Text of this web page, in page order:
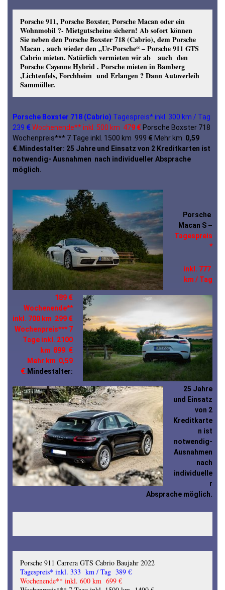
Porsche 911, Porsche Boxster, Porsche Macan oder ein
Wohnmobil ?- Mietgutscheine sichern! Ab sofort können
Sie neben den Porsche Boxster 718 (Cabrio), dem Porsche
Macan , auch wieder den „Ur-Porsche“ – Porsche 911 GTS
Cabrio mieten. Natürlich vermieten wir ab auch den
Porsche Cayenne Hybrid . Porsche mieten in Bamberg
,Lichtenfels, Forchheim und Erlangen ? Dann Autoverleih
Sammüller.
Porsche Boxster 718 (Cabrio) Tagespreis* inkl. 300 km / Tag
239 €Wochenende** inkl. 500 km 479 € Porsche Boxster 718
Wochenpreis*** 7 Tage inkl. 1500 km 999 € Mehr km 0,59
€. Mindestalter: 25 Jahre und Einsatz von 2 Kreditkarten ist
notwendig- Ausnahmen nach individueller Absprache
möglich.
Porsche
Macan S –
Tagespreis
*
inkl. 777
km / Tag
189 €
Wochenende**
inkl. 700 km 299 €
Wochenpreis*** 7
Tage inkl. 2100
km 899 €
Mehr km 0,59
€. Mindestalter:
25 Jahre
und Einsatz
von 2
Kreditkarte
n ist
notwendig-
Ausnahmen
nach
individuelle
r
Absprache möglich.
Porsche 911 Carrera GTS Cabrio Baujahr 2022
Tagespreis* inkl. 333 km / Tag 389 €
Wochenende** inkl. 600 km 699 €